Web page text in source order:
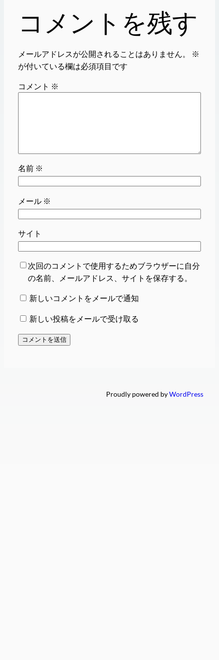
コメントを残す
メールアドレスが公開されることはありません。
※
が付いている欄は必須項目です
コメント ※
名前 ※
メール ※
サイト
次回のコメントで使用するためブラウザーに自分
の名前、メールアドレス、サイトを保存する。
新しいコメントをメールで通知
新しい投稿をメールで受け取る
Proudly powered byWordPress